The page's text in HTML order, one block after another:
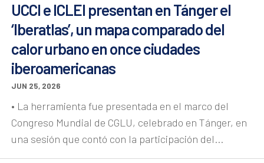
UCCI e ICLEI presentan en Tánger el
‘Iberatlas’, un mapa comparado del
calor urbano en once ciudades
iberoamericanas
JUN 25, 2026
• La herramienta fue presentada en el marco del
Congreso Mundial de CGLU, celebrado en Tánger, en
una sesión que contó con la participación del...